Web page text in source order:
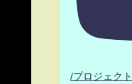
/プロジェク